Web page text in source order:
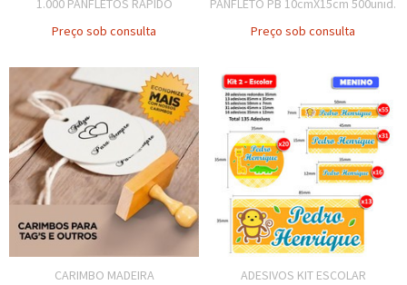
1.000 PANFLETOS RÁPIDO
Preço sob consulta
PANFLETO PB 10cmX15cm 500unid.
Preço sob consulta
CARIMBO MADEIRA
ADESIVOS KIT ESCOLAR